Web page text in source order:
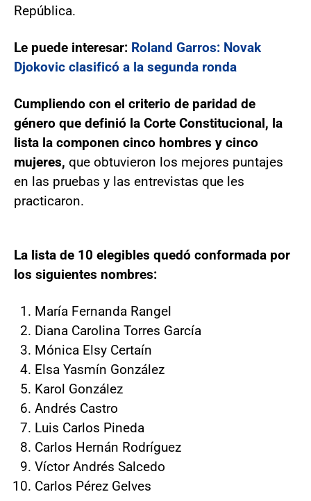
República.
Le puede interesar: Roland Garros: Novak
Djokovic clasificó a la segunda ronda
Cumpliendo con el criterio de paridad de
género que definió la Corte Constitucional, la
lista la componen cinco hombres y cinco
mujeres, que obtuvieron los mejores puntajes
en las pruebas y las entrevistas que les
practicaron.
La lista de 10 elegibles quedó conformada por
los siguientes nombres:
María Fernanda Rangel
Diana Carolina Torres García
Mónica Elsy Certaín
Elsa Yasmín González
Karol González
Andrés Castro
Luis Carlos Pineda
Carlos Hernán Rodríguez
Víctor Andrés Salcedo
Carlos Pérez Gelves